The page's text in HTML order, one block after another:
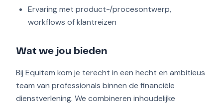
Ervaring met product-/procesontwerp,
workflows of klantreizen
Wat we jou bieden
Bij Equitem kom je terecht in een hecht en ambitieus
team van professionals binnen de financiële
dienstverlening. We combineren inhoudelijke